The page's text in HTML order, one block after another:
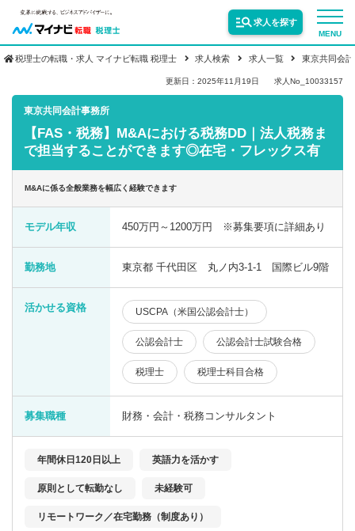
MENU
求人を探す
転職お役立ち情報
業界情報
税理士の転職・求人 マイナビ転職 税理士 求人検索 求人一覧 東京共同会
更新日：2025年11月19日 求人No_10033157
東京共同会計事務所
【FAS・税務】M&Aにおける税務DD｜法人税務ま
で担当することができます◎在宅・フレックス有
M&Aに係る全般業務を幅広く経験できます
モデル年収 450万円～1200万円 ※募集要項に詳細あり
勤務地 東京都 千代田区 丸ノ内3-1-1 国際ビル9階
活かせる資格 USCPA（米国公認会計士）
公認会計士 公認会計士試験合格
税理士 税理士科目合格
募集職種 財務・会計・税務コンサルタント
年間休日120日以上 英語力を活かす
原則として転勤なし 未経験可
リモートワーク／在宅勤務（制度あり）